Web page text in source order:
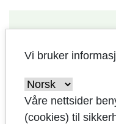
Vi bruker
Våre nettsider
(cookies) til